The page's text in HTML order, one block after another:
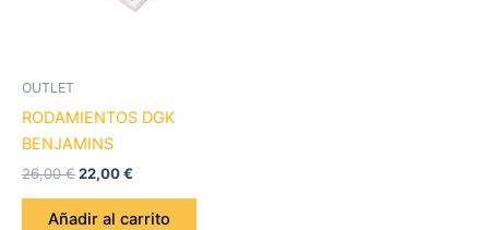
OUTLET
RODAMIENTOS DGK
BENJAMINS
26,00€22,00€
Añadir al carrito